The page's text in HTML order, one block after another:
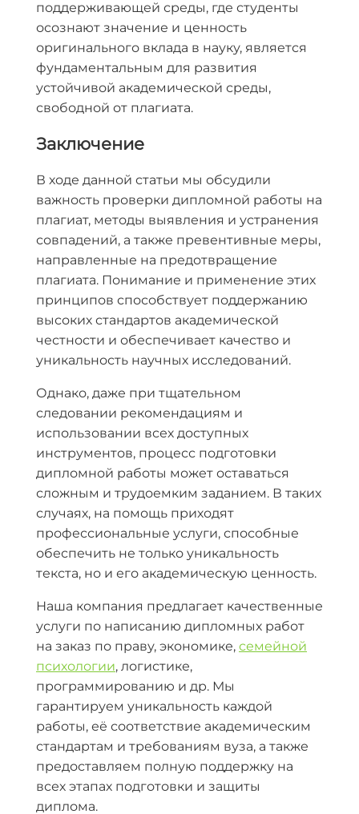
поддерживающей среды, где студенты
осознают значение и ценность
оригинального вклада в науку, является
фундаментальным для развития
устойчивой академической среды,
свободной от плагиата.
Заключение
В ходе данной статьи мы обсудили
важность проверки дипломной работы на
плагиат, методы выявления и устранения
совпадений, а также превентивные меры,
направленные на предотвращение
плагиата. Понимание и применение этих
принципов способствует поддержанию
высоких стандартов академической
честности и обеспечивает качество и
уникальность научных исследований.
Однако, даже при тщательном
следовании рекомендациям и
использовании всех доступных
инструментов, процесс подготовки
дипломной работы может оставаться
сложным и трудоемким заданием. В таких
случаях, на помощь приходят
профессиональные услуги, способные
обеспечить не только уникальность
текста, но и его академическую ценность.
Наша компания предлагает качественные
услуги по написанию дипломных работ
на заказ по праву, экономике, семейной
психологии, логистике,
программированию и др. Мы
гарантируем уникальность каждой
работы, её соответствие академическим
стандартам и требованиям вуза, а также
предоставляем полную поддержку на
всех этапах подготовки и защиты
диплома.